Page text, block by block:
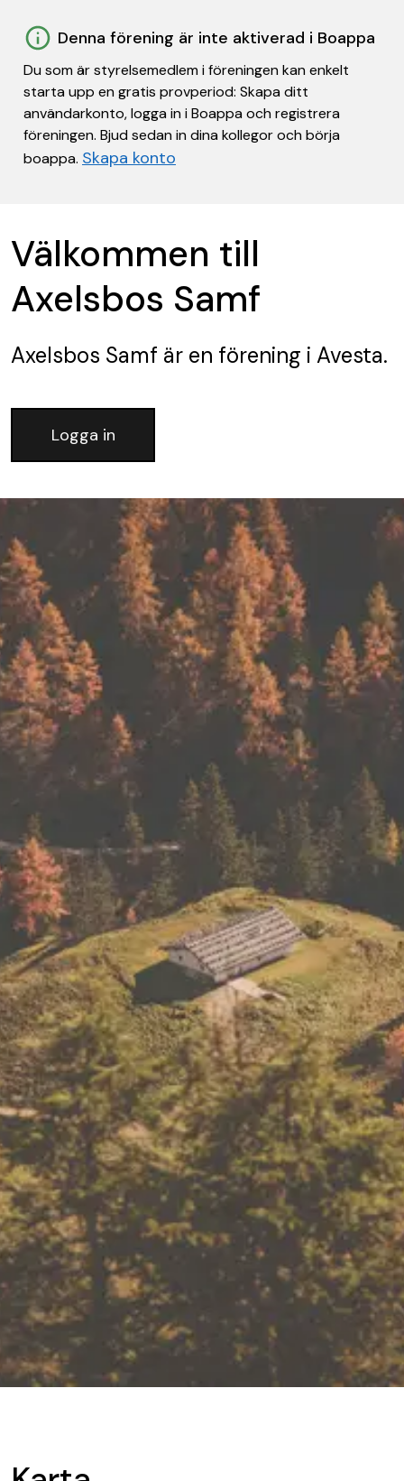
Denna förening är inte aktiverad i Boappa
Du som är styrelsemedlem i föreningen kan enkelt
starta upp en gratis provperiod: Skapa ditt
användarkonto, logga in i Boappa och registrera
föreningen. Bjud sedan in dina kollegor och börja
boappa. Skapa konto
Välkommen till
Axelsbos Samf
Axelsbos Samf är en förening i Avesta.
Logga in